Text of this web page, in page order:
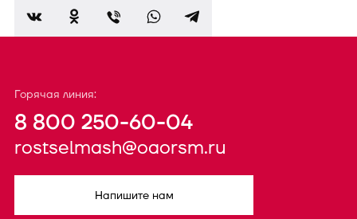
Горячая линия:
8 800 250-60-04
rostselmash@oaorsm.ru
Напишите нам